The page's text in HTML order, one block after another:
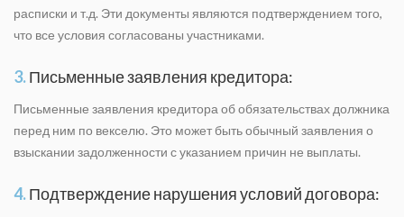
расписки и т.д. Эти документы являются подтверждением того,
что все условия согласованы участниками.
3.Письменные заявления кредитора:
Письменные заявления кредитора об обязательствах должника
перед ним по векселю. Это может быть обычный заявления о
взыскании задолженности с указанием причин не выплаты.
4.Подтверждение нарушения условий договора: